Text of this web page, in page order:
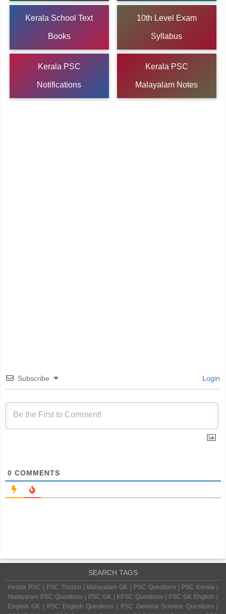
Kerala School Text
Books
10th Level Exam
Syllabus
Kerala PSC
Notifications
Kerala PSC
Malayalam Notes
Subscribe Login
0 COMMENTS
SEARCH TAGS
Kerala PSC | PSC Thulasi | Malayalam GK | PSC Questions | PSC Kerala |
Malayalam PSC Questions | PSC GK | KPSC Questions | PSC GK English |
English GK | PSC English Questions | PSC General Science Questions |